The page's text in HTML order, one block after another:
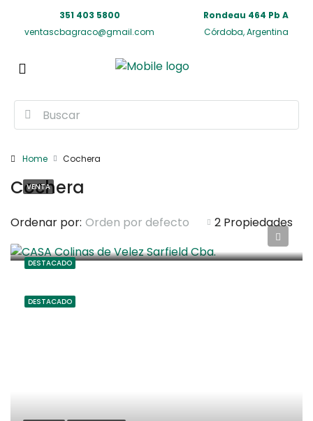
351 403 5800
ventascbagraco@gmail.com
Rondeau 464 Pb A
Córdoba, Argentina
Home Cochera
Cochera
2 Propiedades
Ordenar por: Orden por defecto
VENTA
DESTACADO
DESTACADO